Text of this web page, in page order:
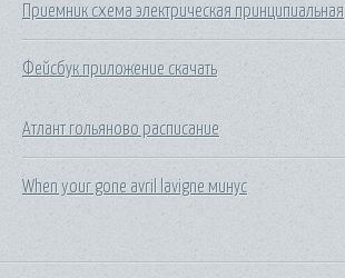
Приемник схема электрическая принципиальная
Фейсбук приложение скачать
Атлант гольяново расписание
When your gone avril lavigne минус